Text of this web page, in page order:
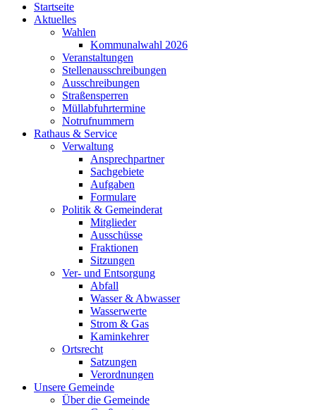
Startseite
Aktuelles
Wahlen
Kommunalwahl 2026
Veranstaltungen
Stellenausschreibungen
Ausschreibungen
Straßensperren
Müllabfuhrtermine
Notrufnummern
Rathaus & Service
Verwaltung
Ansprechpartner
Sachgebiete
Aufgaben
Formulare
Politik & Gemeinderat
Mitglieder
Ausschüsse
Fraktionen
Sitzungen
Ver- und Entsorgung
Abfall
Wasser & Abwasser
Wasserwerte
Strom & Gas
Kaminkehrer
Ortsrecht
Satzungen
Verordnungen
Unsere Gemeinde
Über die Gemeinde